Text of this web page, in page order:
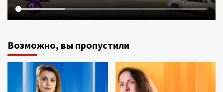
Возможно, вы пропустили